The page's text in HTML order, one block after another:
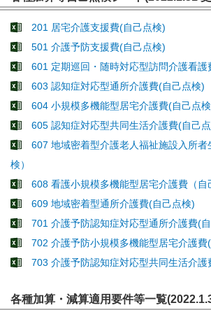
201 居宅介護支援費(自己点検)
501 介護予防支援費(自己点検)
601 定期巡回・随時対応型訪問介護看護
603 認知症対応型通所介護費(自己点検)
604 小規模多機能型居宅介護費(自己点
605 認知症対応型共同生活介護費(自己
607 地域密着型介護老人福祉施設入所者
検）
608 看護小規模多機能型居宅介護費（自
609 地域密着型通所介護費(自己点検)
701 介護予防認知症対応型通所介護費(
702 介護予防小規模多機能型居宅介護費
703 介護予防認知症対応型共同生活介護
各種加算・減算適用要件等一覧